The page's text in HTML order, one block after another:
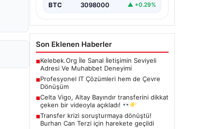
BTC 3098000 ▲ +0.29%
Son Eklenen Haberler
■Kelebek.Org İle Sanal İletişimin Seviyeli
Adresi Ve Muhabbet Deneyimi
■Profesyonel IT Çözümleri hem de Çevre
Dönüşüm
■Celta Vigo, Altay Bayındır transferini dikkat
çeken bir videoyla açıkladı!
■Transfer krizi soruşturmaya dönüştü!
Burhan Can Terzi için harekete geçildi